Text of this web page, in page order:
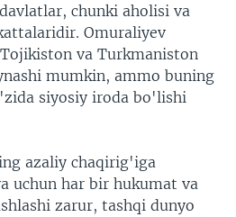
chunki aholisi va
Omuraliyev
va Turkmaniston
mumkin, ammo buning
siyosiy iroda bo'lishi
azaliy chaqirig'iga
uchun har bir hukumat va
zarur, tashqi dunyo